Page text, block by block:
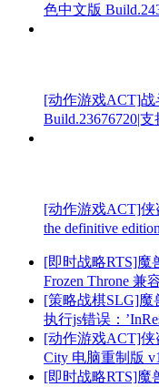
色中文版
[动作游戏ACT]战
Build.23676720|
[动作游戏ACT]侠
the definitive
[即时战略RTS]魔
Frozen Throne 兼
[策略战棋SLG]魔
执行js错误：
[动作游戏ACT]侠
City 电脑重制版
[即时战略RTS]魔